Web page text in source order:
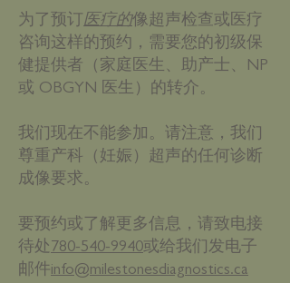
为了预订 医疗的像超声检查或医疗
咨询这样的预约，需要您的初级保
健提供者（家庭医生、助产士、NP
或 OBGYN 医生）的转介。
我们现在不能参加。请注意，我们
尊重产科（妊娠）超声的任何诊断
成像要求。
要预约或了解更多信息，请致电接
待处780-540-9940或给我们发电子
邮件info@milestonesdiagnostics.ca